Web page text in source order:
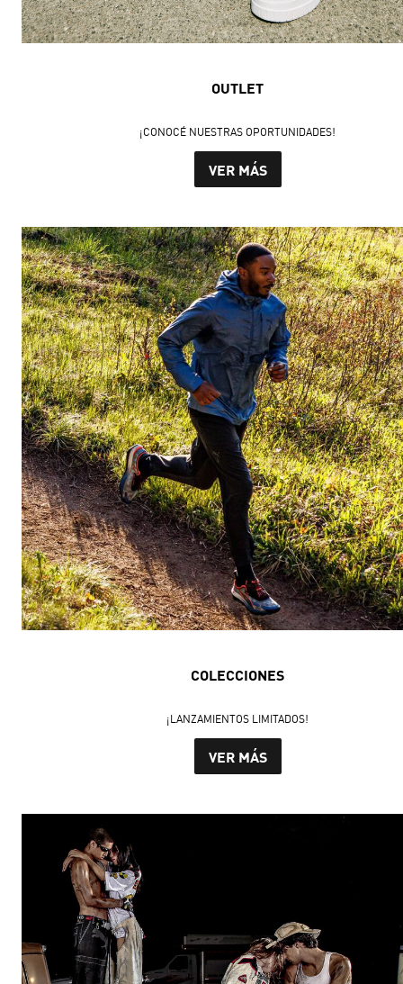
OUTLET
¡CONOCÉ NUESTRAS OPORTUNIDADES!
VER MÁS
COLECCIONES
¡LANZAMIENTOS LIMITADOS!
VER MÁS